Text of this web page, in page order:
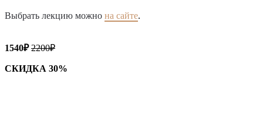
Выбрать лекцию можно на сайте.
1540₽2200₽
СКИДКА 30%